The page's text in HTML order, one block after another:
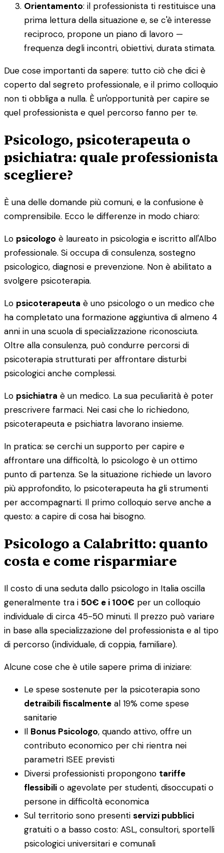
Orientamento: il professionista ti restituisce una
prima lettura della situazione e, se c'è interesse
reciproco, propone un piano di lavoro —
frequenza degli incontri, obiettivi, durata stimata.
Due cose importanti da sapere: tutto ciò che dici è
coperto dal segreto professionale, e il primo colloquio
non ti obbliga a nulla. È un'opportunità per capire se
quel professionista e quel percorso fanno per te.
Psicologo, psicoterapeuta o
psichiatra: quale professionista
scegliere?
È una delle domande più comuni, e la confusione è
comprensibile. Ecco le differenze in modo chiaro:
Lo psicologo è laureato in psicologia e iscritto all'Albo
professionale. Si occupa di consulenza, sostegno
psicologico, diagnosi e prevenzione. Non è abilitato a
svolgere psicoterapia.
Lo psicoterapeuta è uno psicologo o un medico che
ha completato una formazione aggiuntiva di almeno 4
anni in una scuola di specializzazione riconosciuta.
Oltre alla consulenza, può condurre percorsi di
psicoterapia strutturati per affrontare disturbi
psicologici anche complessi.
Lo psichiatra è un medico. La sua peculiarità è poter
prescrivere farmaci. Nei casi che lo richiedono,
psicoterapeuta e psichiatra lavorano insieme.
In pratica: se cerchi un supporto per capire e
affrontare una difficoltà, lo psicologo è un ottimo
punto di partenza. Se la situazione richiede un lavoro
più approfondito, lo psicoterapeuta ha gli strumenti
per accompagnarti. Il primo colloquio serve anche a
questo: a capire di cosa hai bisogno.
Psicologo a Calabritto: quanto
costa e come risparmiare
Il costo di una seduta dallo psicologo in Italia oscilla
generalmente tra i 50€ e i 100€ per un colloquio
individuale di circa 45-50 minuti. Il prezzo può variare
in base alla specializzazione del professionista e al tipo
di percorso (individuale, di coppia, familiare).
Alcune cose che è utile sapere prima di iniziare:
Le spese sostenute per la psicoterapia sono
detraibili fiscalmente al 19% come spese
sanitarie
Il Bonus Psicologo, quando attivo, offre un
contributo economico per chi rientra nei
parametri ISEE previsti
Diversi professionisti propongono tariffe
flessibili o agevolate per studenti, disoccupati o
persone in difficoltà economica
Sul territorio sono presenti servizi pubblici
gratuiti o a basso costo: ASL, consultori, sportelli
psicologici universitari e comunali